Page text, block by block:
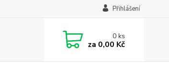
Přihlášení
0ks
za 0,00 Kč